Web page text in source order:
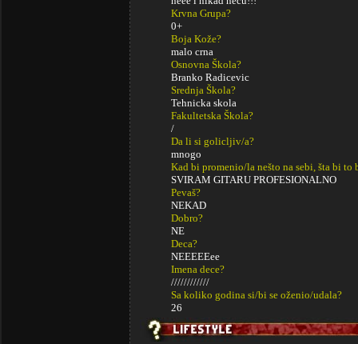
Krvna Grupa?
0+
Boja Kože?
malo crna
Osnovna Škola?
Branko Radicevic
Srednja Škola?
Tehnicka skola
Fakultetska Škola?
/
Da li si golicljiv/a?
mnogo
Kad bi promenio/la nešto na sebi, šta bi to
SVIRAM GITARU PROFESIONALNO
Pevaš?
NEKAD
Dobro?
NE
Deca?
NEEEEEee
Imena dece?
////////////
Sa koliko godina si/bi se oženio/udala?
26